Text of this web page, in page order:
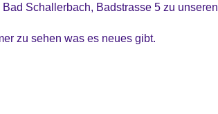
Schallerbach, Badstrasse 5 zu unseren
zu sehen was es neues gibt.